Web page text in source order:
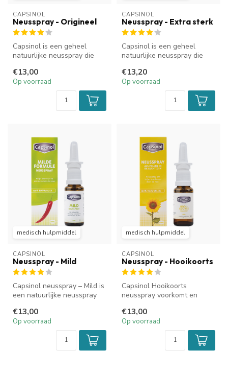
CAPSINOL
Neusspray - Origineel
Capsinol is een geheel
natuurlijke neusspray die
door ...
€13,00
Op voorraad
CAPSINOL
Neusspray - Extra sterk
Capsinol is een geheel
natuurlijke neusspray die
door ...
€13,20
Op voorraad
medisch hulpmiddel
CAPSINOL
Neusspray - Mild
Capsinol neusspray – Mild is
een natuurlijke neusspray
€13,00
Op voorraad
medisch hulpmiddel
CAPSINOL
Neusspray - Hooikoorts
Capsinol Hooikoorts
neusspray voorkomt en
gevolg van...
€13,00
Op voorraad